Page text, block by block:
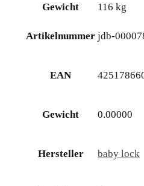
Gewicht 116 kg
Artikelnummer jdb-
EAN
Gewicht 0.00000
Hersteller baby lock